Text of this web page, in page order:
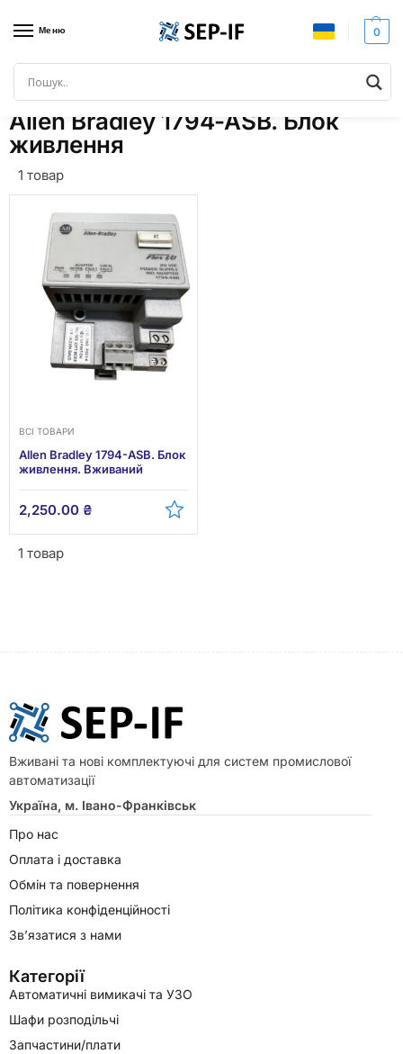
Меню 0
Головна Товари з позначками “Allen Bradley 1794-ASB. Блок живлення”
Allen Bradley 1794-ASB. Блок
живлення
1 товар
ВСІ ТОВАРИ
Allen Bradley 1794-ASB. Блок
живлення. Вживаний
2,250.00 ₴
1 товар
Вживані та нові комплектуючі для систем промислової
автоматизації
Україна, м. Івано-Франківськ
Про нас
Оплата і доставка
Обмін та повернення
Політика конфіденційності
Зв’язатися з нами
Категорії
Автоматичні вимикачі та УЗО
Шафи розподільчі
Запчастини/плати